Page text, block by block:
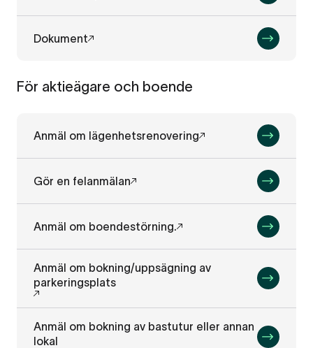
Dokument
För aktieägare och boende
Anmäl om lägenhetsrenovering
Gör en felanmälan
Anmäl om boendestörning.
Anmäl om bokning/uppsägning av
parkeringsplats
Anmäl om bokning av bastutur eller annan
lokal